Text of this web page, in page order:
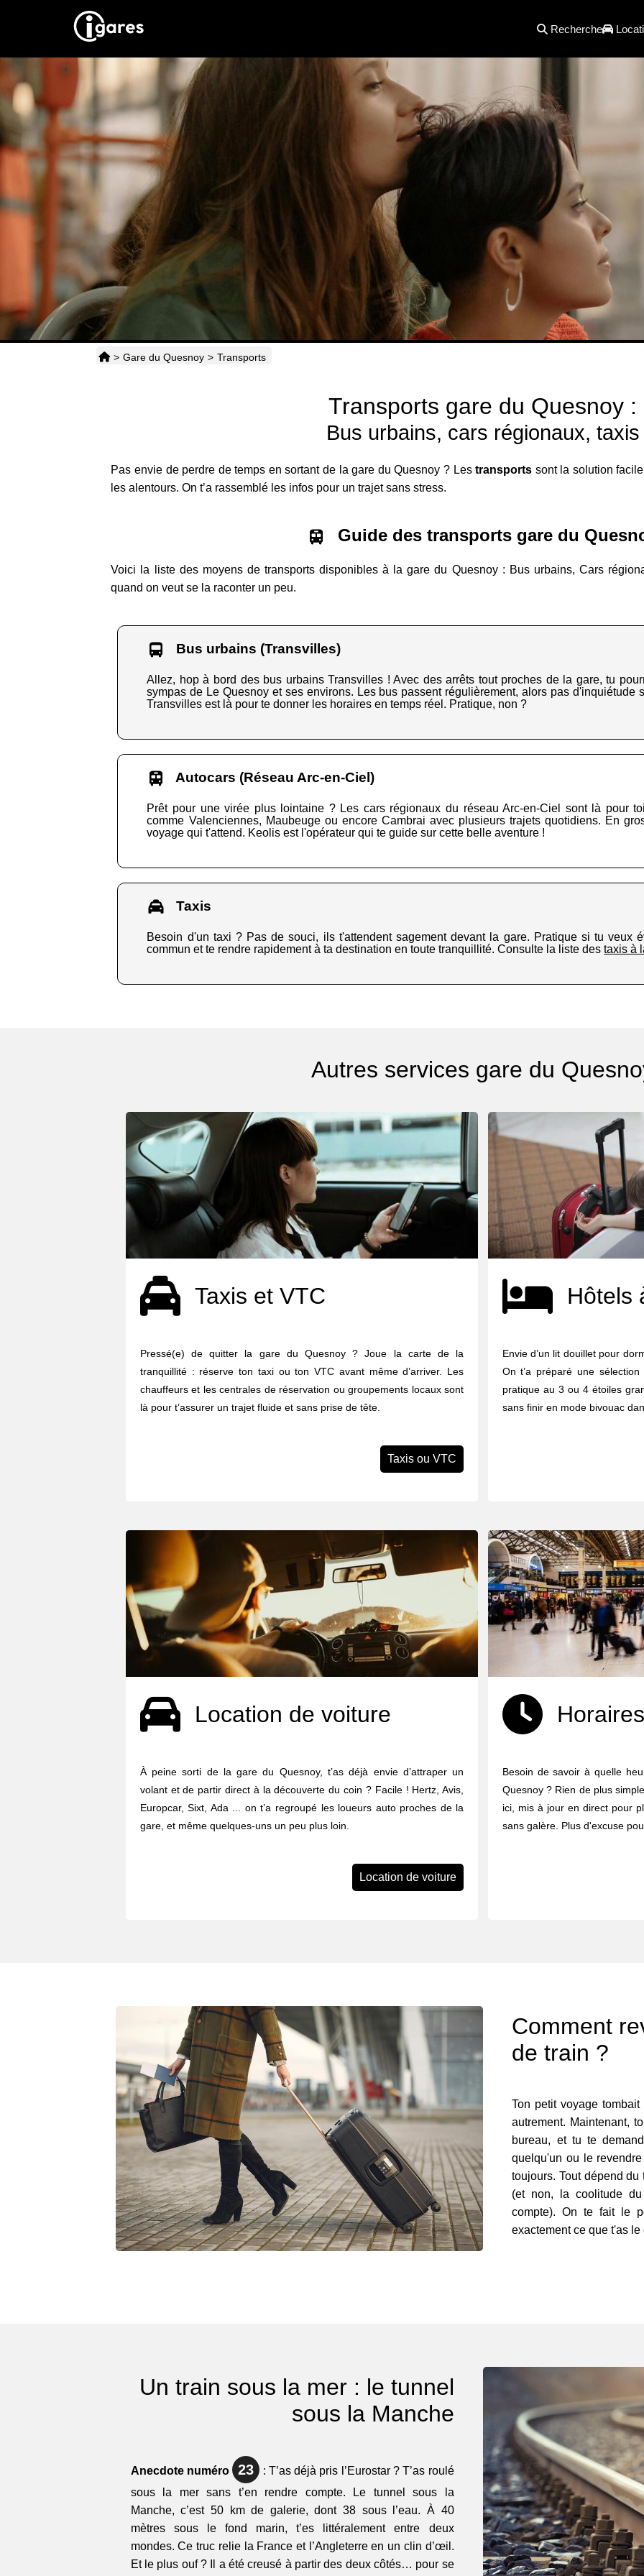
Recherche
> Gare du Quesnoy > Transports
Transports gare du Quesnoy :
Bus urbains, cars régionaux, taxis
Pas envie de perdre de temps en sortant de la gare du Quesnoy ? Lestransports sont la solution
les alentours. On t’a rassemblé les infos pour un trajet sans stress.
Guide des transports gare du
Voici la liste des moyens de transports disponibles à la gare du Quesnoy : Bus urbains, Cars
quand on veut se la raconter un peu.
Bus urbains (Transvilles)
Allez, hop à bord des bus urbains Transvilles ! Avec des arrêts tout proches de la gare, tu
sympas de Le Quesnoy et ses environs. Les bus passent régulièrement, alors pas d'inquiétude
Transvilles est là pour te donner les horaires en temps réel. Pratique, non ?
Autocars (Réseau Arc-en-Ciel)
Prêt pour une virée plus lointaine ? Les cars régionaux du réseau Arc-en-Ciel sont là pour
comme Valenciennes, Maubeuge ou encore Cambrai avec plusieurs trajets quotidiens. En
voyage qui t'attend. Keolis est l'opérateur qui te guide sur cette belle aventure !
Taxis
Besoin d'un taxi ? Pas de souci, ils t'attendent sagement devant la gare. Pratique si tu veux
commun et te rendre rapidement à ta destination en toute tranquillité. Consulte la liste destaxis à
Autres services gare du
Taxis et VTC
Pressé(e) de quitter la gare du Quesnoy ? Joue la carte de la
tranquillité : réserve ton taxi ou ton VTC avant même d’arriver. Les
chauffeurs et les centrales de réservation ou groupements locaux sont
là pour t’assurer un trajet fluide et sans prise de tête.
Taxis ou VTC
Hôtels
Envie d’un lit douillet pour
On t’a préparé une
pratique au 3 ou 4 étoiles
sans finir en mode bivouac
Location de voiture
À peine sorti de la gare du Quesnoy, t’as déjà envie d’attraper un
volant et de partir direct à la découverte du coin ? Facile ! Hertz, Avis,
Europcar, Sixt, Ada ... on t’a regroupé les loueurs auto proches de la
gare, et même quelques-uns un peu plus loin.
Location de voiture
Besoin de savoir à quelle
Quesnoy ? Rien de plus
ici, mis à jour en direct pour
sans galère. Plus d'excuse
Comment
de train ?
Ton petit voyage
autrement. Maintenant,
bureau, et tu te
quelqu'un ou le
toujours. Tout dépend
(et non, la coolitude
compte). On te fait le
exactement ce que t'as le
Un train sous la mer : le tunnel
sous la Manche
Anecdote numéro 23
: T’as déjà pris l’Eurostar ? T’as roulé
sous la mer sans t’en rendre compte. Le tunnel sous la
Manche, c’est 50 km de galerie, dont 38 sous l’eau. À 40
mètres sous le fond marin, t’es littéralement entre deux
mondes. Ce truc relie la France et l’Angleterre en un clin d’œil.
Et le plus ouf ? Il a été creusé à partir des deux côtés… pour se